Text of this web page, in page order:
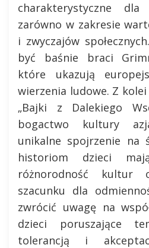
charakterystyczne
zarówno w zakresie
i zwyczajów
być baśnie braci
które ukazują
wierzenia ludowe. Z
„Bajki z Dalekiego
bogactwo kultury
unikalne spojrzenie na
historiom dzieci
różnorodność kultur
szacunku dla
zwrócić uwagę na
dzieci poruszające
tolerancją i